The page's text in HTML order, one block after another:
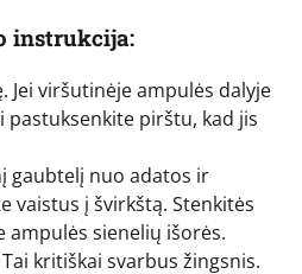
instrukcija:
Jei viršutinėje ampulės dalyje
pastuksenkite pirštu, kad jis
gaubtelį nuo adatos ir
vaistus į švirkštą. Stenkitės
ampulės sienelių išorės.
Tai kritiškai svarbus žingsnis.